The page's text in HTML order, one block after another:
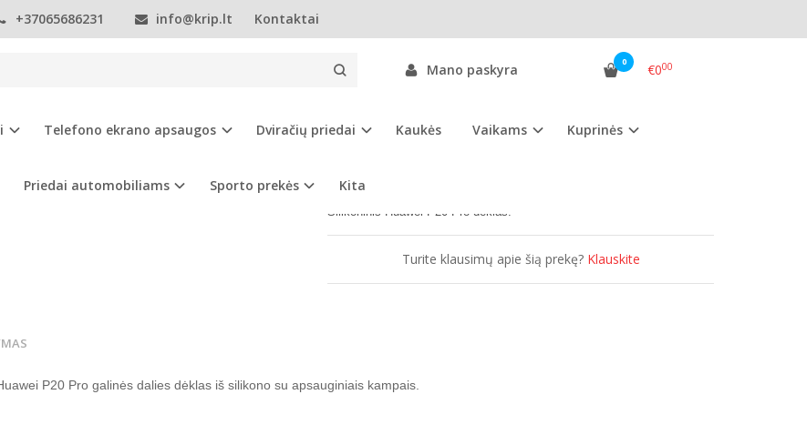
+37065686231 info@krip.lt Kontaktai
Mano paskyra 0 €000
Telefono ekrano apsaugos Dviračių priedai Kaukės Vaikams Kuprinės
Priedai automobiliams Sporto prekės Kita
Telefonų dėklai Huawei P20 Huawei P20 Pro dėklas
P20 PRO DĖKLAS
Prekės kodas: HP20PD.ssg
Silikoninis Huawei P20 Pro dėklas.
Turite klausimų apie šią prekę? Klauskite
P20 Pro galinės dalies dėklas iš silikono su apsauginiais kampais.